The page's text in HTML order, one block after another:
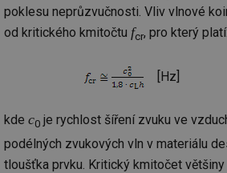
poklesu neprůzvučnosti. Vliv vlnové
od kritického kmitočtu fcr, pro který platí:
[Hz]
kde c0 je rychlost šíření zvuku ve
podélných zvukových vln v materiálu
tloušťka prvku. Kritický kmitočet většiny